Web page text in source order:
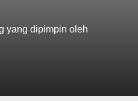
Kota Makassar